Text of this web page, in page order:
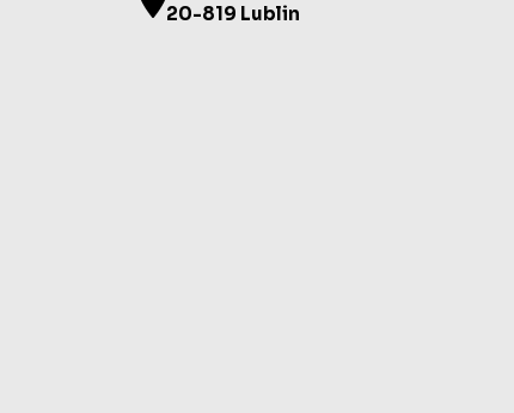
20-819 Lublin